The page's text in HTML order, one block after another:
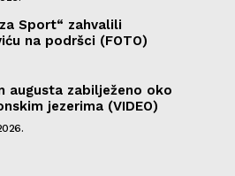
Sport“ zahvalili
na podršci (FOTO)
augusta zabilježeno oko
jezerima (VIDEO)